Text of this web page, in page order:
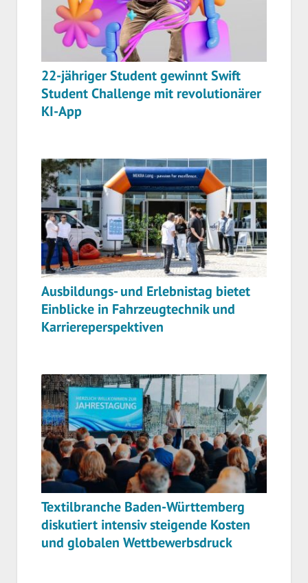
22-jähriger Student gewinnt Swift
Student Challenge mit revolutionärer
KI-App
Ausbildungs- und Erlebnistag bietet
Einblicke in Fahrzeugtechnik und
Karriereperspektiven
Textilbranche Baden-Württemberg
diskutiert intensiv steigende Kosten
und globalen Wettbewerbsdruck